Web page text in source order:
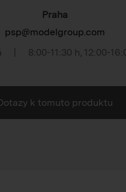
Praha
psp@modelgroup.com
8:00-11:30 h, 12:00-
k tomuto produktu